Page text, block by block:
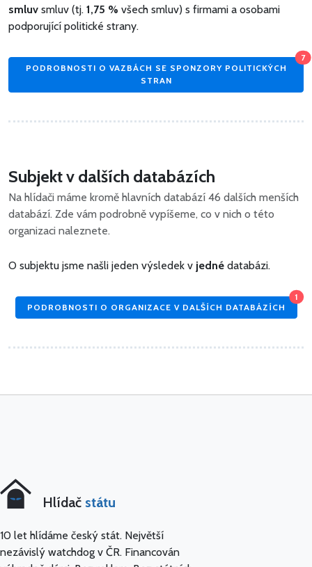
smluv smluv (tj. 1,75 % všech smluv) s firmami a osobami
podporující politické strany.
PODROBNOSTI O VAZBÁCH SE SPONZORY POLITICKÝCH
STRAN
7
Subjekt v dalších databázích
Na hlídači máme kromě hlavních databází 46 dalších menších
databází. Zde vám podrobně vypíšeme, co v nich o této
organizaci naleznete.
O subjektu jsme našli jeden výsledek v jedné databázi.
PODROBNOSTI O ORGANIZACE V DALŠÍCH DATABÁZÍCH
1
Hlídač státu
10 let hlídáme český stát. Největší
nezávislý watchdog v ČR. Financován